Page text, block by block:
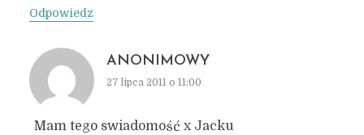
Odpowiedz
ANONIMOWY
27 lipca 2011 o 11:00
Mam tego swiadomość x Jacku